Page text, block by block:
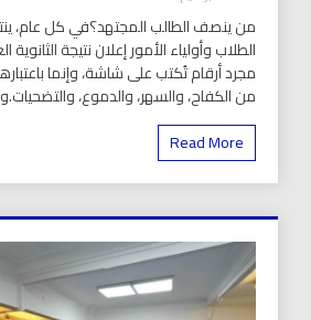
من ينصف الطالب المجتهد؟في كل عام،
الطلاب وأولياء الأمور إعلان نتيجة الثانوية
مجرد أرقام تُكتب على شاشة، وإنما
من الكفاح، والسهر، والدموع،
Read More